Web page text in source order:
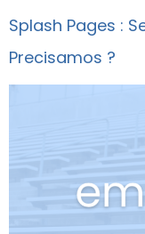
Splash Pages :
Precisamos ?